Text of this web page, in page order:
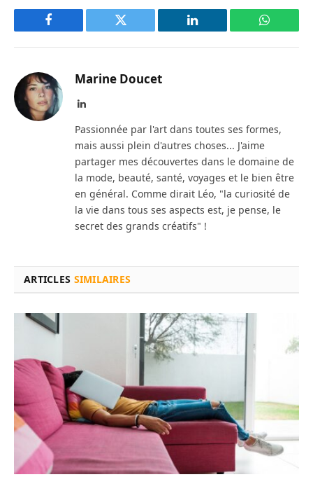
Facebook Twitter LinkedIn
Marine Doucet
LinkedIn
Passionnée par l'art dans toutes ses formes,
mais aussi plein d'autres choses... J'aime
partager mes découvertes dans le domaine de
la mode, beauté, santé, voyages et le bien être
en général. Comme dirait Léo, "la curiosité de
la vie dans tous ses aspects est, je pense, le
secret des grands créatifs" !
ARTICLES SIMILAIRES